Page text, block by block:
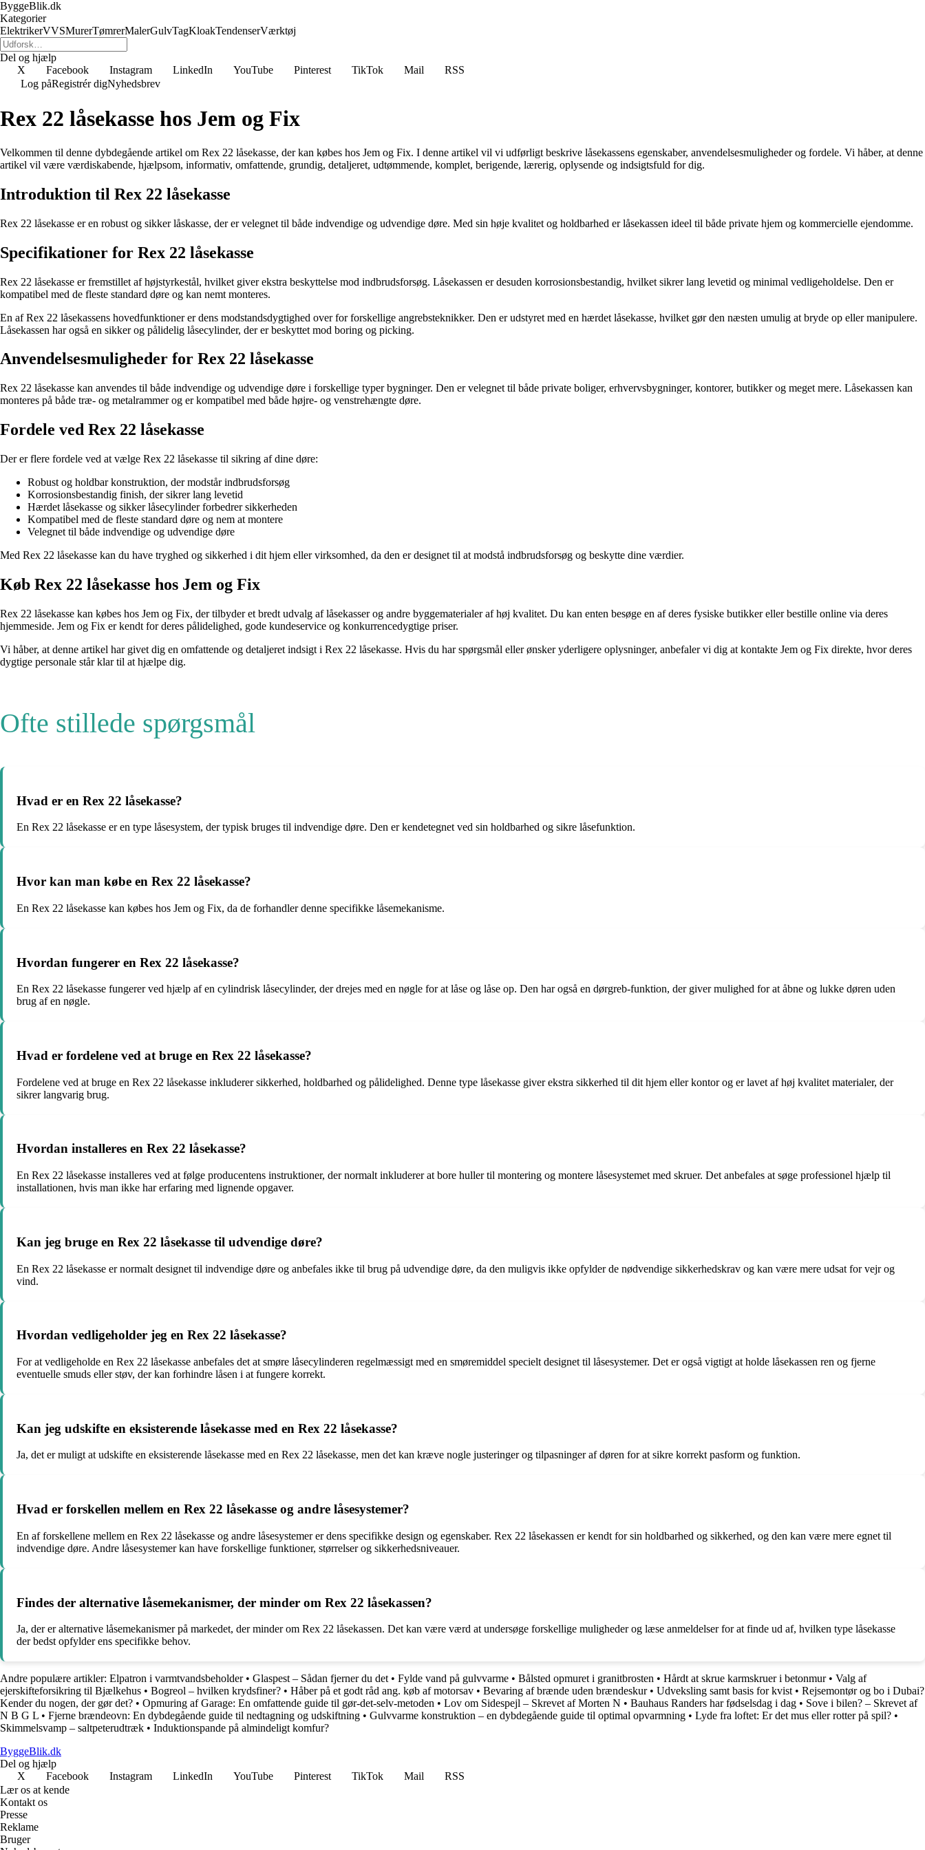
ByggeBlik.dk
Kategorier
ElektrikerVVSMurerTømrerMalerGulvTagKloakTendenserVærktøj
Del og hjælp
X
Facebook Instagram LinkedIn YouTube Pinterest TikTok Mail
RSS
Log påRegistrér digNyhedsbrev
Rex 22 låsekasse hos Jem og Fix
Velkommen til denne dybdegående artikel om Rex 22 låsekasse, der kan købes hos Jem og Fix. I denne artikel vil vi udførligt beskrive låsekassens egenskaber, anvendelsesmuligheder og fordele. Vi håber, at denne
artikel vil være værdiskabende, hjælpsom, informativ, omfattende, grundig, detaljeret, udtømmende, komplet, berigende, lærerig, oplysende og indsigtsfuld for dig.
Introduktion til Rex 22 låsekasse
Rex 22 låsekasse er en robust og sikker låskasse, der er velegnet til både indvendige og udvendige døre. Med sin høje kvalitet og holdbarhed er låsekassen ideel til både private hjem og kommercielle ejendomme.
Specifikationer for Rex 22 låsekasse
Rex 22 låsekasse er fremstillet af højstyrkestål, hvilket giver ekstra beskyttelse mod indbrudsforsøg. Låsekassen er desuden korrosionsbestandig, hvilket sikrer lang levetid og minimal vedligeholdelse. Den er
kompatibel med de fleste standard døre og kan nemt monteres.
En af Rex 22 låsekassens hovedfunktioner er dens modstandsdygtighed over for forskellige angrebsteknikker. Den er udstyret med en hærdet låsekasse, hvilket gør den næsten umulig at bryde op eller manipulere.
Låsekassen har også en sikker og pålidelig låsecylinder, der er beskyttet mod boring og picking.
Anvendelsesmuligheder for Rex 22 låsekasse
Rex 22 låsekasse kan anvendes til både indvendige og udvendige døre i forskellige typer bygninger. Den er velegnet til både private boliger, erhvervsbygninger, kontorer, butikker og meget mere. Låsekassen kan
monteres på både træ- og metalrammer og er kompatibel med både højre- og venstrehængte døre.
Fordele ved Rex 22 låsekasse
Der er flere fordele ved at vælge Rex 22 låsekasse til sikring af dine døre:
Robust og holdbar konstruktion, der modstår indbrudsforsøg
Korrosionsbestandig finish, der sikrer lang levetid
Hærdet låsekasse og sikker låsecylinder forbedrer sikkerheden
Kompatibel med de fleste standard døre og nem at montere
Velegnet til både indvendige og udvendige døre
Med Rex 22 låsekasse kan du have tryghed og sikkerhed i dit hjem eller virksomhed, da den er designet til at modstå indbrudsforsøg og beskytte dine værdier.
Køb Rex 22 låsekasse hos Jem og Fix
Rex 22 låsekasse kan købes hos Jem og Fix, der tilbyder et bredt udvalg af låsekasser og andre byggematerialer af høj kvalitet. Du kan enten besøge en af deres fysiske butikker eller bestille online via deres
hjemmeside. Jem og Fix er kendt for deres pålidelighed, gode kundeservice og konkurrencedygtige priser.
Vi håber, at denne artikel har givet dig en omfattende og detaljeret indsigt i Rex 22 låsekasse. Hvis du har spørgsmål eller ønsker yderligere oplysninger, anbefaler vi dig at kontakte Jem og Fix direkte, hvor deres
dygtige personale står klar til at hjælpe dig.
Ofte stillede spørgsmål
Hvad er en Rex 22 låsekasse?
En Rex 22 låsekasse er en type låsesystem, der typisk bruges til indvendige døre. Den er kendetegnet ved sin holdbarhed og sikre låsefunktion.
Hvor kan man købe en Rex 22 låsekasse?
En Rex 22 låsekasse kan købes hos Jem og Fix, da de forhandler denne specifikke låsemekanisme.
Hvordan fungerer en Rex 22 låsekasse?
En Rex 22 låsekasse fungerer ved hjælp af en cylindrisk låsecylinder, der drejes med en nøgle for at låse og låse op. Den har også en dørgreb-funktion, der giver mulighed for at åbne og lukke døren uden
brug af en nøgle.
Hvad er fordelene ved at bruge en Rex 22 låsekasse?
Fordelene ved at bruge en Rex 22 låsekasse inkluderer sikkerhed, holdbarhed og pålidelighed. Denne type låsekasse giver ekstra sikkerhed til dit hjem eller kontor og er lavet af høj kvalitet materialer, der
sikrer langvarig brug.
Hvordan installeres en Rex 22 låsekasse?
En Rex 22 låsekasse installeres ved at følge producentens instruktioner, der normalt inkluderer at bore huller til montering og montere låsesystemet med skruer. Det anbefales at søge professionel hjælp til
installationen, hvis man ikke har erfaring med lignende opgaver.
Kan jeg bruge en Rex 22 låsekasse til udvendige døre?
En Rex 22 låsekasse er normalt designet til indvendige døre og anbefales ikke til brug på udvendige døre, da den muligvis ikke opfylder de nødvendige sikkerhedskrav og kan være mere udsat for vejr og
vind.
Hvordan vedligeholder jeg en Rex 22 låsekasse?
For at vedligeholde en Rex 22 låsekasse anbefales det at smøre låsecylinderen regelmæssigt med en smøremiddel specielt designet til låsesystemer. Det er også vigtigt at holde låsekassen ren og fjerne
eventuelle smuds eller støv, der kan forhindre låsen i at fungere korrekt.
Kan jeg udskifte en eksisterende låsekasse med en Rex 22 låsekasse?
Ja, det er muligt at udskifte en eksisterende låsekasse med en Rex 22 låsekasse, men det kan kræve nogle justeringer og tilpasninger af døren for at sikre korrekt pasform og funktion.
Hvad er forskellen mellem en Rex 22 låsekasse og andre låsesystemer?
En af forskellene mellem en Rex 22 låsekasse og andre låsesystemer er dens specifikke design og egenskaber. Rex 22 låsekassen er kendt for sin holdbarhed og sikkerhed, og den kan være mere egnet til
indvendige døre. Andre låsesystemer kan have forskellige funktioner, størrelser og sikkerhedsniveauer.
Findes der alternative låsemekanismer, der minder om Rex 22 låsekassen?
Ja, der er alternative låsemekanismer på markedet, der minder om Rex 22 låsekassen. Det kan være værd at undersøge forskellige muligheder og læse anmeldelser for at finde ud af, hvilken type låsekasse
der bedst opfylder ens specifikke behov.
Andre populære artikler: Elpatron i varmtvandsbeholder• Glaspest – Sådan fjerner du det • Fylde vand på gulvvarme • Bålsted opmuret i granitbrosten • Hårdt at skrue karmskruer i betonmur• Valg af
ejerskifteforsikring til Bjælkehus • Bogreol – hvilken krydsfiner? • Håber på et godt råd ang. køb af motorsav • Bevaring af brænde uden brændeskur• Udveksling samt basis for kvist • Rejsemontør og bo i Dubai?
Kender du nogen, der gør det? • Opmuring af Garage: En omfattende guide til gør-det-selv-metoden • Lov om Sidespejl – Skrevet af Morten N • Bauhaus Randers har fødselsdag i dag • Sove i bilen? – Skrevet af
N B G L • Fjerne brændeovn: En dybdegående guide til nedtagning og udskiftning • Gulvvarme konstruktion – en dybdegående guide til optimal opvarmning • Lyde fra loftet: Er det mus eller rotter på spil? •
Skimmelsvamp – saltpeterudtræk • Induktionspande på almindeligt komfur?
ByggeBlik.dk
Del og hjælp
X
Facebook Instagram LinkedIn YouTube Pinterest TikTok Mail
RSS
Lær os at kende
Kontakt os
Presse
Reklame
Bruger